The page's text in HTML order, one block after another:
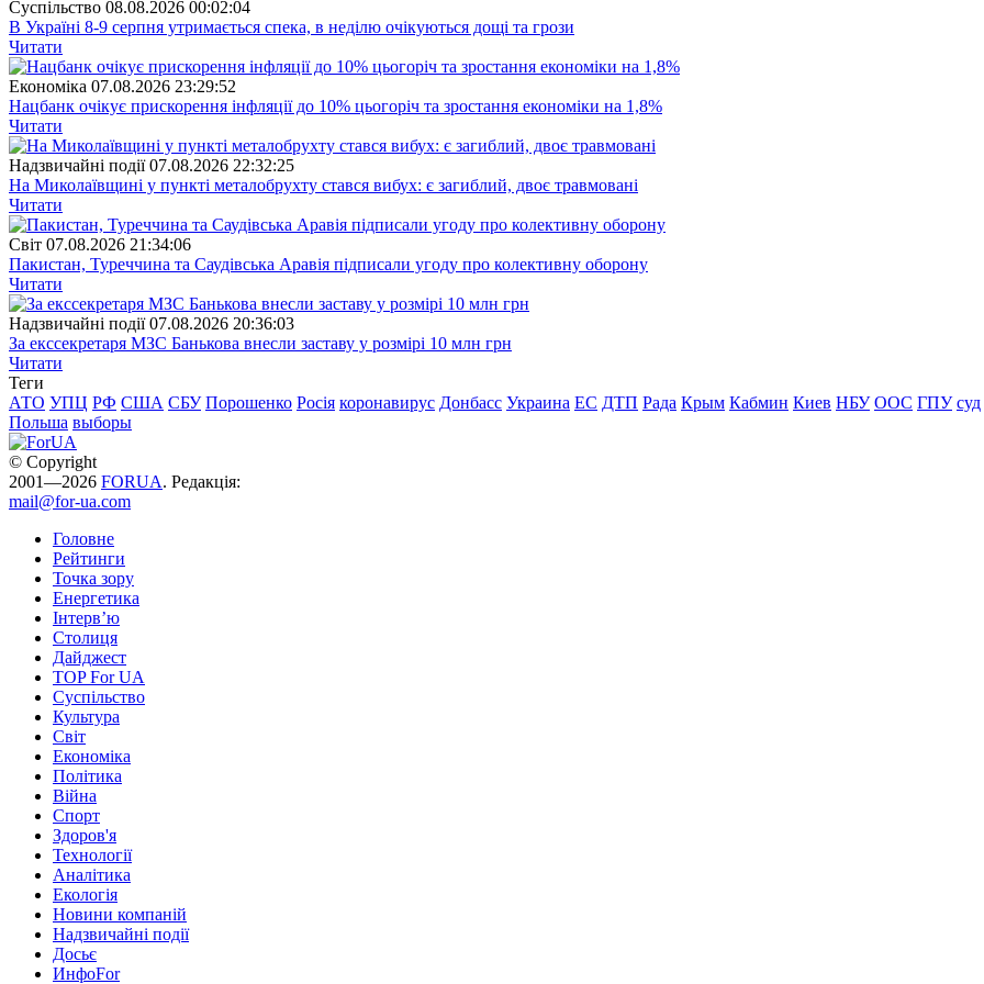
Суспiльство 08.08.2026 00:02:04
В Україні 8-9 серпня утримається спека, в неділю очікуються дощі та грози
Читати
Економіка 07.08.2026 23:29:52
Нацбанк очікує прискорення інфляції до 10% цьогоріч та зростання економіки на 1,8%
Читати
Надзвичайні події 07.08.2026 22:32:25
На Миколаївщині у пункті металобрухту стався вибух: є загиблий, двоє травмовані
Читати
Свiт 07.08.2026 21:34:06
Пакистан, Туреччина та Саудівська Аравія підписали угоду про колективну оборону
Читати
Надзвичайні події 07.08.2026 20:36:03
За екссекретаря МЗС Банькова внесли заставу у розмірі 10 млн грн
Читати
Теги
АТО УПЦ РФ США СБУ Порошенко Росія коронавирус Донбасс Украина ЕС ДТП Рада Крым Кабмин Киев НБУ ООС ГПУ суд
Польша выборы
© Copyright
2001—2026 FORUA. Редакція:
mail@for-ua.com
Головне
Рейтинги
Точка зору
Енергетика
Інтерв’ю
Столиця
Дайджест
TOP For UA
Суспiльство
Культура
Світ
Економіка
Політика
Війна
Спорт
Здоров'я
Технології
Аналітика
Екологія
Новини компаній
Надзвичайні події
Досьє
ИнфоFor